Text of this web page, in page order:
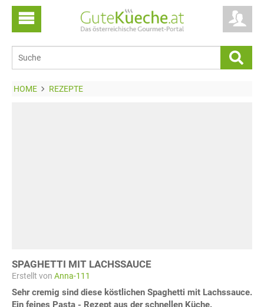
HOME REZEPTE
SPAGHETTI MIT LACHSSAUCE
Erstellt von Anna-111
Sehr cremig sind diese köstlichen Spaghetti mit Lachssauce.
Ein feines Pasta - Rezept aus der schnellen Küche.